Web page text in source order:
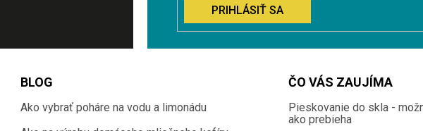
PRIHLÁSIŤ SA
BLOG
Ako vybrať poháre na vodu a limonádu
ČO VÁS ZAUJÍMA
Pieskovanie do skla -
ako prebieha